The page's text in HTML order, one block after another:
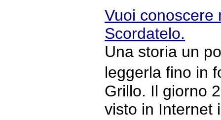
Vuoi conoscere
Scordatelo.
Una storia un
leggerla fino in
Grillo. Il giorno
visto in Internet